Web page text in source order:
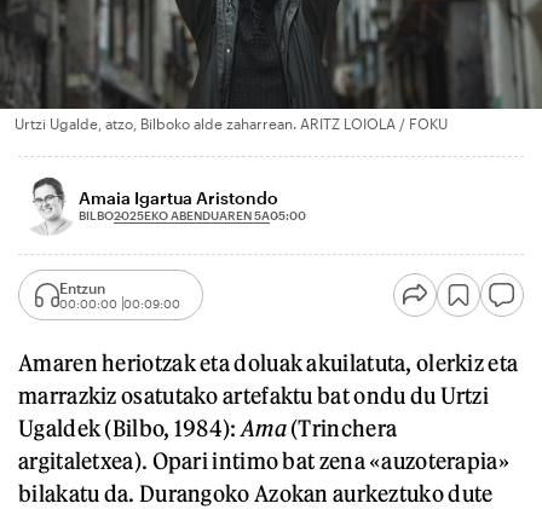
Urtzi Ugalde, atzo, Bilboko alde zaharrean. ARITZ LOIOLA / FOKU
Amaia Igartua Aristondo
BILBO2025EKO ABENDUAREN 5A05:00
Entzun
00:00:00 00:09:00
Amaren heriotzak eta doluak akuilatuta, olerkiz eta
marrazkiz osatutako artefaktu bat ondu du Urtzi
Ugaldek (Bilbo, 1984): Ama(Trinchera
argitaletxea). Opari intimo bat zena «auzoterapia»
bilakatu da. Durangoko Azokan aurkeztuko dute